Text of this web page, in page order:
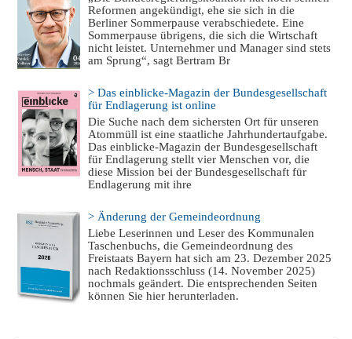
Reformen angekündigt, ehe sie sich in die
Berliner Sommerpause verabschiedete. Eine
Sommerpause übrigens, die sich die Wirtschaft
nicht leistet. Unternehmer und Manager sind stets
am Sprung“, sagt Bertram Br
> Das einblicke-Magazin der Bundesgesellschaft
für Endlagerung ist online
Die Suche nach dem sichersten Ort für unseren
Atommüll ist eine staatliche Jahrhundertaufgabe.
Das einblicke-Magazin der Bundesgesellschaft
für Endlagerung stellt vier Menschen vor, die
diese Mission bei der Bundesgesellschaft für
Endlagerung mit ihre
> Änderung der Gemeindeordnung
Liebe Leserinnen und Leser des Kommunalen
Taschenbuchs, die Gemeindeordnung des
Freistaats Bayern hat sich am 23. Dezember 2025
nach Redaktionsschluss (14. November 2025)
nochmals geändert. Die entsprechenden Seiten
können Sie hier herunterladen.